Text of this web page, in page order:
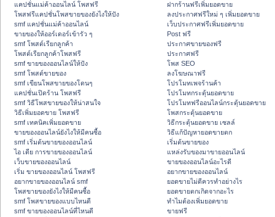
แคปชั่นแม่ค้าออนไลน์ โพสฟรี
โพสฟรีแคปชั่นโพสขายของยังไงให้ปัง
smf แคปชั่นแม่ค้าออนไลน์
ขายของให้ออร์เดอร์เข้ารัว ๆ
smf โพสต์เรียกลูกค้า
โพสต์เรียกลูกค้าโพสฟรี
smf ขายของออนไลน์ให้ปัง
smf โพสต์ขายของ
smf เขียนโพสขายของโดนๆ
แคปชั่นเปิดร้าน โพสฟรี
smf วิธีโพสขายของให้น่าสนใจ
วิธีเพิ่มยอดขาย โพสฟรี
smf เทคนิคเพิ่มยอดขาย
ขายของออนไลน์ยังไงให้มีคนซื้อ
smf เริ่มต้นขายของออนไลน์
ไอ เดีย การขายของออนไลน์
เว็บขายของออนไลน์
เริ่ม ขายของออนไลน์ โพสฟรี
อยากขายของออนไลน์ smf
โพสขายของยังไงให้มีคนซื้อ
smf โพสขายของแบบไหนดี
smf ขายของออนไลน์ที่ไหนดี
ฝากร้านฟรีเพิ่มยอดขาย
ลงประกาศฟรีใหม่ ๆ เพิ่มยอดขาย
เว็บประกาศฟรีเพิ่มยอดขาย
Post ฟรี
ประกาศขายของฟรี
ประกาศฟรี
โพส SEO
ลงโฆษณาฟรี
โปรโมทเพจร้านค้า
โปรโมทกระตุ้นยอดขาย
โปรโมทฟรีออนไลน์กระตุ้นยอดขาย
โพสกระตุ้นยอดขาย
วิธีกระตุ้นยอดขาย เซลล์
วิธีแก้ปัญหายอดขายตก
เริ่มต้นขายของ
แหล่งรับของมาขายออนไลน์
ขายของออนไลน์อะไรดี
อยากขายของออนไลน์
ยอดขายไม่ดีควรทำอย่างไร
ยอดขายตกเกิดจากอะไร
ทำไมต้องเพิ่มยอดขาย
ขายฟรี